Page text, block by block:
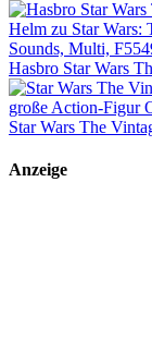
Hasbro Star Wars
Star Wars The
Anzeige